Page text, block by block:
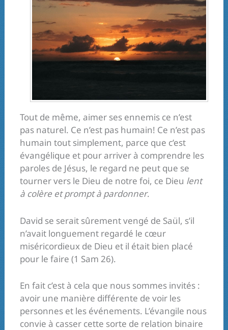
Tout de même, aimer ses ennemis ce n’est
pas naturel. Ce n’est pas humain! Ce n’est pas
humain tout simplement, parce que c’est
évangélique et pour arriver à comprendre les
paroles de Jésus, le regard ne peut que se
tourner vers le Dieu de notre foi, ce Dieu lent
à colère et prompt à pardonner.
David se serait sûrement vengé de Saül, s’il
n’avait longuement regardé le cœur
miséricordieux de Dieu et il était bien placé
pour le faire (1 Sam 26).
En fait c’est à cela que nous sommes invités :
avoir une manière différente de voir les
personnes et les événements. L’évangile nous
convie à casser cette sorte de relation binaire